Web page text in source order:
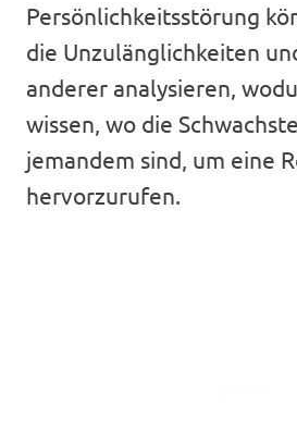
Persönlichkeitsstörung
die Unzulänglichkeiten
anderer analysieren,
wissen, wo die
jemandem sind, um eine
hervorzurufen.